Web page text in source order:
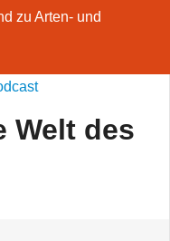
zu Arten- und
Welt des